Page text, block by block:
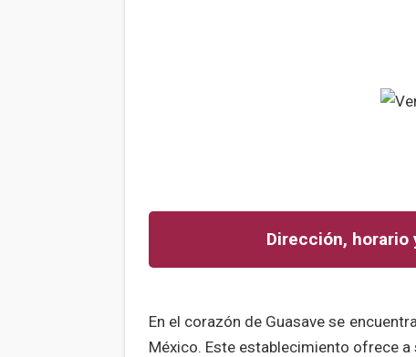
Dirección,
En el corazón de Guasave se
México. Este establecimiento ofrece